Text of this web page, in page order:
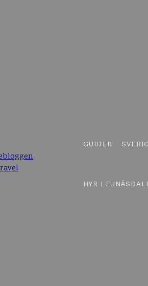
GUIDER
HYR I